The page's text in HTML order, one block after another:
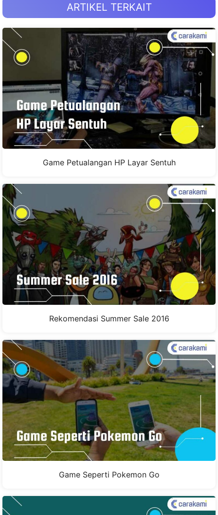
ARTIKEL TERKAIT
Game Petualangan HP Layar Sentuh
Rekomendasi Summer Sale 2016
Game Seperti Pokemon Go